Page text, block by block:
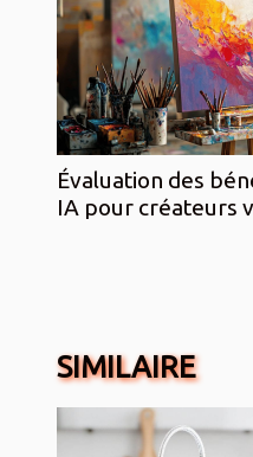
Évaluation des
IA pour créateurs
SIMILAIRE